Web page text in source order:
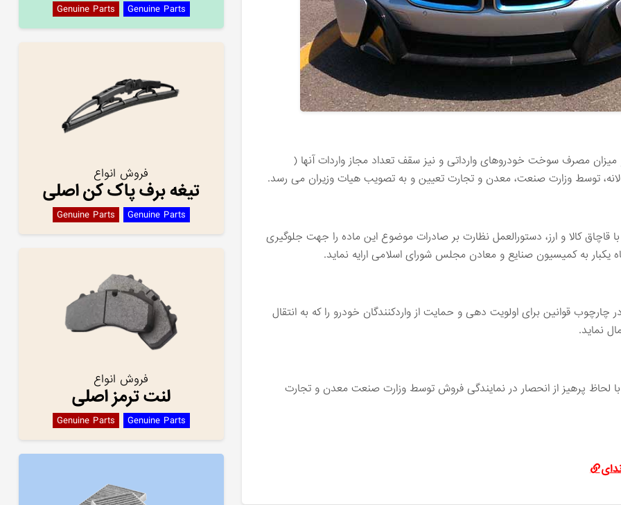
Genuine Parts Genuine Parts
فروش انواع
تیغه برف پاک کن اصلی
Genuine Parts Genuine Parts
فروش انواع
لنت ترمز اصلی
Genuine Parts Genuine Parts
مصرف سوخت خودروهای وارداتی و نیز سقف تعداد مجاز واردات آنها (
توسط وزارت صنعت، معدن و تجارت تعیین و به تصویب هیات وزیران می رسد.
کالا و ارز، دستورالعمل نظارت بر صادرات موضوع این ماده را جهت جلوگیری
یکبار به کمیسیون صنایع و معادن مجلس شورای اسلامی ارایه نماید.‬
قوانین برای اولویت دهی و حمایت از واردکنندگان خودرو را که به انتقال
نماید.‬
لحاظ پرهیز از انحصار در نمایندگی فروش توسط وزارت صنعت معدن و تجارت